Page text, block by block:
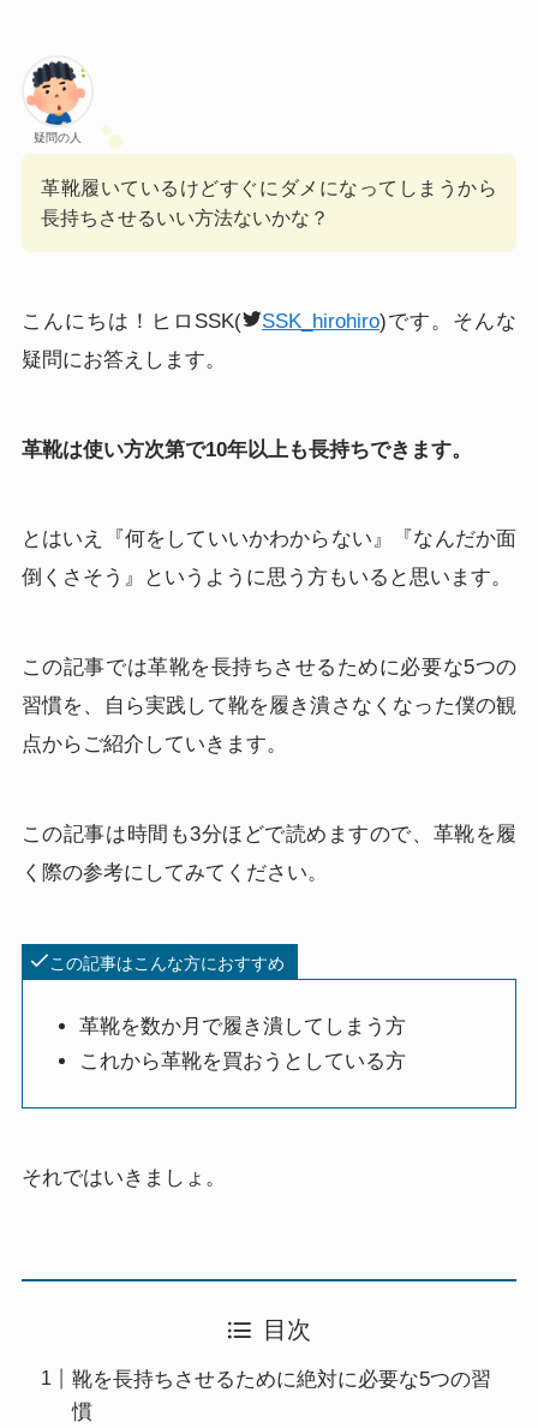
疑問の人
革靴履いているけどすぐにダメになってしまうから
長持ちさせるいい方法ないかな？
こんにちは！ヒロSSK( SSK_hirohiro)です。そんな
疑問にお答えします。
革靴は使い方次第で10年以上も長持ちできます。
とはいえ『何をしていいかわからない』『なんだか面
倒くさそう』というように思う方もいると思います。
この記事では革靴を長持ちさせるために必要な5つの
習慣を、自ら実践して靴を履き潰さなくなった僕の観
点からご紹介していきます。
この記事は時間も3分ほどで読めますので、革靴を履
く際の参考にしてみてください。
この記事はこんな方におすすめ
革靴を数か月で履き潰してしまう方
これから革靴を買おうとしている方
それではいきましょ。
目次
靴を長持ちさせるために絶対に必要な5つの習
慣